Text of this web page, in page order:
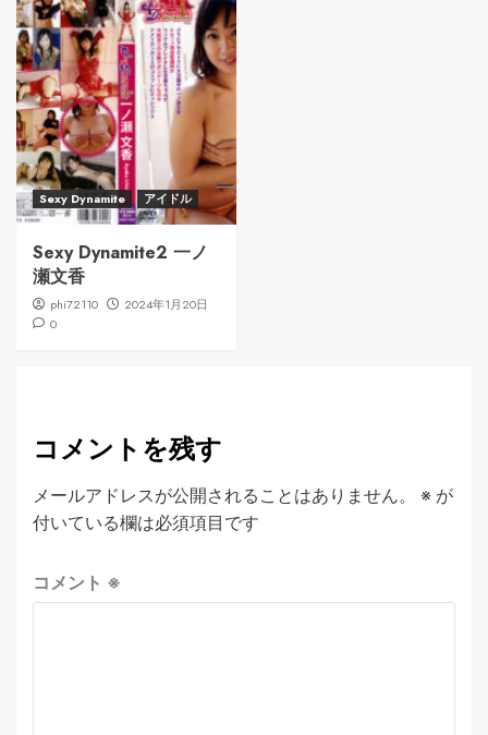
Sexy Dynamite アイドル
Sexy Dynamite2 一ノ
瀬文香
phi72110
2024年1月20日
0
コメントを残す
メールアドレスが公開されることはありません。 ※ が
付いている欄は必須項目です
コメント ※